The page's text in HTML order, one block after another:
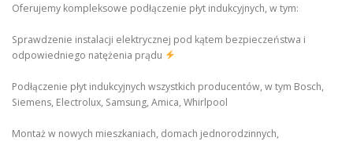
Oferujemy kompleksowe podłączenie płyt indukcyjnych, w tym:
Sprawdzenie instalacji elektrycznej pod kątem bezpieczeństwa i
odpowiedniego natężenia prądu
Podłączenie płyt indukcyjnych wszystkich producentów, w tym Bosch,
Siemens, Electrolux, Samsung, Amica, Whirlpool
Montaż w nowych mieszkaniach, domach jednorodzinnych,